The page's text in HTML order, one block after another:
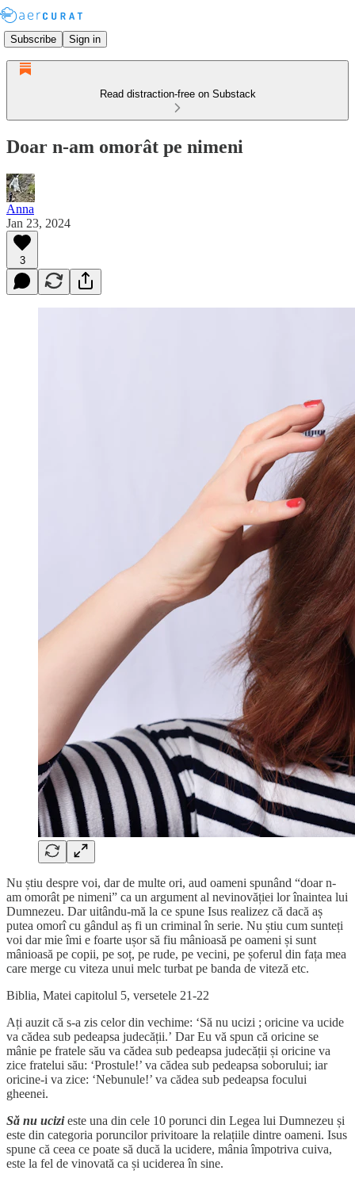
Subscribe Sign in
Read distraction-free on Substack
Doar n-am omorât pe nimeni
Anna
Jan 23, 2024
3
Nu știu despre voi, dar de multe ori, aud oameni spunând “doar n-
am omorât pe nimeni” ca un argument al nevinovăției lor înaintea lui
Dumnezeu. Dar uitându-mă la ce spune Isus realizez că dacă aș
putea omorî cu gândul aș fi un criminal în serie. Nu știu cum sunteți
voi dar mie îmi e foarte ușor să fiu mânioasă pe oameni și sunt
mânioasă pe copii, pe soț, pe rude, pe vecini, pe șoferul din fața mea
care merge cu viteza unui melc turbat pe banda de viteză etc.
Biblia, Matei capitolul 5, versetele 21-22
Ați auzit că s-a zis celor din vechime: ‘Să nu ucizi ; oricine va ucide
va cădea sub pedeapsa judecății.’ Dar Eu vă spun că oricine se
mânie pe fratele său va cădea sub pedeapsa judecății și oricine va
zice fratelui său: ‘Prostule!’ va cădea sub pedeapsa soborului; iar
oricine-i va zice: ‘Nebunule!’ va cădea sub pedeapsa focului
gheenei.
Să nu ucizieste una din cele 10 porunci din Legea lui Dumnezeu și
este din categoria poruncilor privitoare la relațiile dintre oameni. Isus
spune că ceea ce poate să ducă la ucidere, mânia împotriva cuiva,
este la fel de vinovată ca și uciderea în sine.